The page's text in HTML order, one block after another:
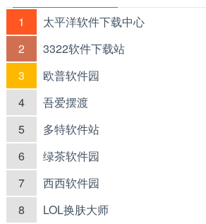
1 太平洋软件下载中心
2
3322软件下载站
3
欧普软件园
4
吾爱摆渡
5
多特软件站
6
绿茶软件园
7
西西软件园
8
LOL换肤大师